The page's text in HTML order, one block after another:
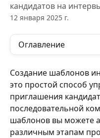
кандидатов на
12 января 2025 г.
Оглавление
Создание шаблонов
это простой способ
приглашения
последовательной
шаблонов вы можете
различным этапам